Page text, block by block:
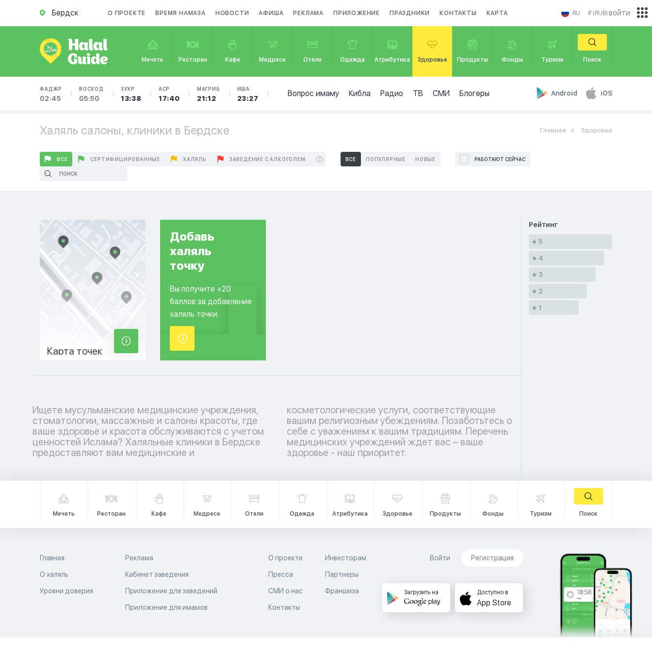
Бердск О ПРОЕКТЕ ВРЕМЯ НАМАЗА НОВОСТИ АФИША РЕКЛАМА ПРИЛОЖЕНИЕ ПРАЗДНИКИ КОНТАКТЫ КАРТА RU ₽ (RUB)
Мечеть Ресторан Кафе Медресе Отели Одежда Атрибутика Здоровье Продукты Фонды Туризм Поиск
ФАДЖР
02:45
ВОСХОД
05:50
ЗУХР
13:38
АСР
17:40
МАГРИБ
21:12
ИША
23:27
Вопрос имаму Кибла Радио ТВ СМИ Блогеры Android iOS
войти
Халяль салоны, клиники в Бердске Главная Здоровье
ВСЕ СЕРТИФИЦИРОВАННЫЕ ХАЛЯЛЬ ЗАВЕДЕНИЕ С АЛКОГОЛЕМ ВСЕ ПОПУЛЯРНЫЕ НОВЫЕ РАБОТАЮТ СЕЙЧАС
Карта точек
Добавь
халяль
точку
Вы получите +20
баллов за добавление
халяль точки.
Ищете мусульманские медицинские учреждения,
стоматологии, массажные и салоны красоты, где
ваше здоровье и красота обслуживаются с учетом
ценностей Ислама? Халяльные клиники в Бердске
предоставляют вам медицинские и
косметологические услуги, соответствующие
вашим религиозным убеждениям. Позаботьтесь о
себе с уважением к вашим традициям. Перечень
медицинских учреждений ждет вас – ваше
здоровье - наш приоритет.
Рейтинг
5
4
3
2
1
Мечеть Ресторан Кафе Медресе Отели Одежда Атрибутика Здоровье Продукты Фонды Туризм Поиск
Главная
О халяль
Уровни доверия
Реклама
Кабинет заведения
Приложение для заведений
Приложение для имамов
О проекте
Пресса
СМИ о нас
Контакты
Инвесторам
Партнеры
Франшиза
Войти Регистрация
Загрузить на Доступно в
App Store